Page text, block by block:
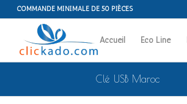
COMMANDE MINIMALE DE 50 PIÈCES
Accueil Eco Line
Clé USB Maroc